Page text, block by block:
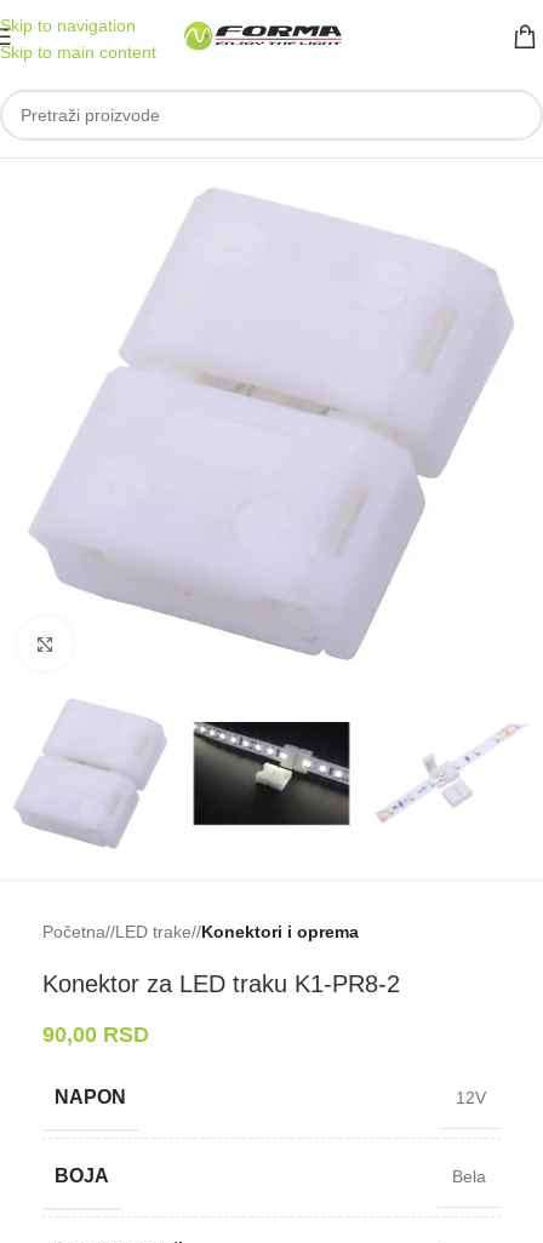
Skip to navigation
Skip to main content
Početna/ LED trake/ Konektori i oprema
Konektor za LED traku K1-⁠PR8-⁠2
90,00 RSD
NAPON 12V
BOJA Bela